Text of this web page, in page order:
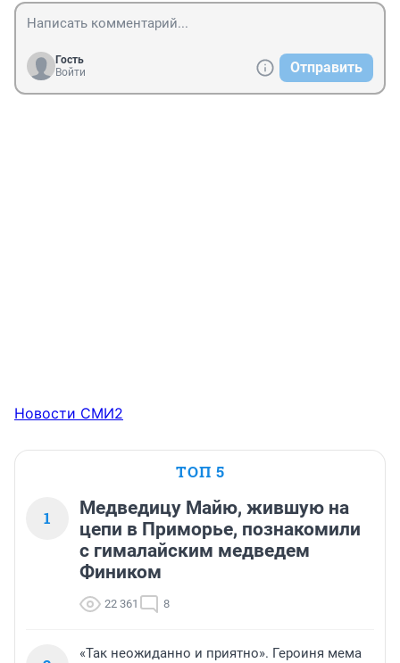
Гость
Войти
Отправить
Новости СМИ2
ТОП 5
1
Медведицу Майю, жившую на
цепи в Приморье, познакомили
с гималайским медведем
Фиником
22 361 8
«Так неожиданно и приятно». Героиня мема